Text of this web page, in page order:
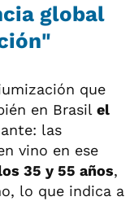
global
que
en Brasil el
las
vino en ese
35 y 55 años,
lo que indica a